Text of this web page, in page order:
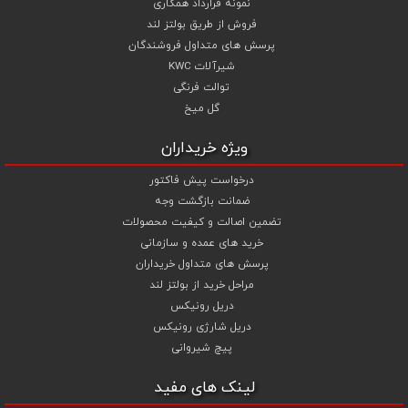
نمونه قرارداد همکاری
فروش از طریق بولتز لند
پرسش های متداول فروشندگان
شیرآلات KWC
توالت فرنگی
گل میخ
ویژه خریداران
درخواست پیش فاکتور
ضمانت بازگشت وجه
تضمین اصالت و کیفیت محصولات
خرید های عمده و سازمانی
پرسش های متداول خریداران
مراحل خرید از بولتز لند
دریل رونیکس
دریل شارژی رونیکس
پیچ شیروانی
لینک های مفید